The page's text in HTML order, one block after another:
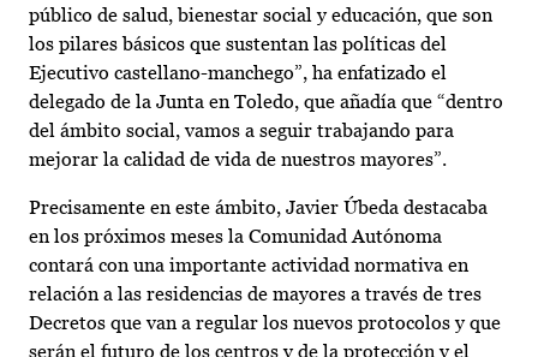
público de salud, bienestar social y educación, que son
los pilares básicos que sustentan las políticas del
Ejecutivo castellano-manchego”, ha enfatizado el
delegado de la Junta en Toledo, que añadía que “dentro
del ámbito social, vamos a seguir trabajando para
mejorar la calidad de vida de nuestros mayores”.
Precisamente en este ámbito, Javier Úbeda destacaba
en los próximos meses la Comunidad Autónoma
contará con una importante actividad normativa en
relación a las residencias de mayores a través de tres
Decretos que van a regular los nuevos protocolos y que
serán el futuro de los centros y de la protección y el